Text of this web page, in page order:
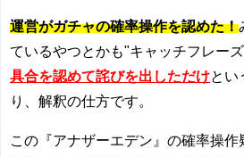
運営がガチャの確率操作を認めた！
ているやつとかも"キャッチフレー
具合を認めて詫びを出しただけとい
り、解釈の仕方です。
この『アナザーエデン』の確率操